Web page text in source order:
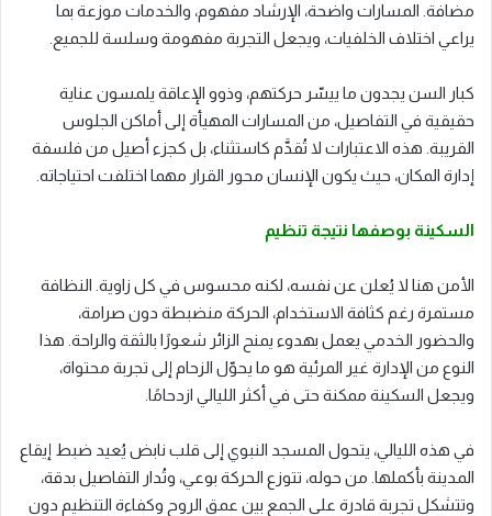
مضافة. المسارات واضحة، الإرشاد مفهوم، والخدمات موزعة بما
يراعي اختلاف الخلفيات، ويجعل التجربة مفهومة وسلسة للجميع.
كبار السن يجدون ما ييسّر حركتهم، وذوو الإعاقة يلمسون عناية
حقيقية في التفاصيل، من المسارات المهيأة إلى أماكن الجلوس
القريبة. هذه الاعتبارات لا تُقدَّم كاستثناء، بل كجزء أصيل من فلسفة
إدارة المكان، حيث يكون الإنسان محور القرار مهما اختلفت احتياجاته.
السكينة بوصفها نتيجة تنظيم
الأمن هنا لا يُعلن عن نفسه، لكنه محسوس في كل زاوية. النظافة
مستمرة رغم كثافة الاستخدام، الحركة منضبطة دون صرامة،
والحضور الخدمي يعمل بهدوء يمنح الزائر شعورًا بالثقة والراحة. هذا
النوع من الإدارة غير المرئية هو ما يحوّل الزحام إلى تجربة محتواة،
ويجعل السكينة ممكنة حتى في أكثر الليالي ازدحامًا.
في هذه الليالي، يتحول المسجد النبوي إلى قلب نابض يُعيد ضبط إيقاع
المدينة بأكملها. من حوله، تتوزع الحركة بوعي، وتُدار التفاصيل بدقة،
وتتشكل تجربة قادرة على الجمع بين عمق الروح وكفاءة التنظيم دون